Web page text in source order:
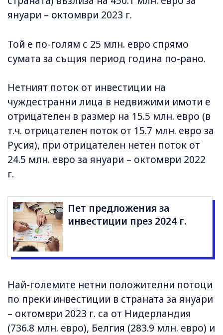
януари – октомври 2023 г.
Той е по-голям с 25 млн. евро спрямо
сумата за същия период година по-рано.
Нетният поток от инвестиции на
чуждестранни лица в недвижими имоти е
отрицателен в размер на 15.5 млн. евро (в
т.ч. отрицателен поток от 15.7 млн. евро за
Русия), при отрицателен нетен поток от
24.5 млн. евро за януари – октомври 2022
г.
Пет предложения за
инвестиции през 2024 г.
Най-големите нетни положителни потоци
по преки инвестиции в страната за януари
– октомври 2023 г. са от Нидерландия
(736.8 млн. евро), Белгия (283.9 млн. евро) и